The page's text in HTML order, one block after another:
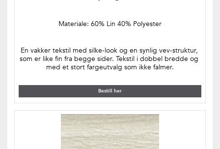
Materiale: 60% Lin 40% Polyester
En vakker tekstil med silke-look og en synlig vev-struktur,
som er like fin fra begge sider. Tekstil i dobbel bredde og
med et stort fargeutvalg som ikke falmer.
Bestill her